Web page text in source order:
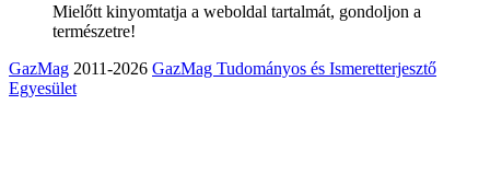
Mielőtt kinyomtatja a weboldal tartalmát, gondoljon a
természetre!
GazMag 2011-2026 GazMag Tudományos és Ismeretterjesztő
Egyesület